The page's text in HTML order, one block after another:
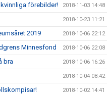
förebilder! 2018-11-03 14:48
2018-10-23 11:21
2019 2018-10-06 22:12
Minnesfond 2018-10-06 22:08
bra 2018-10-06 16:26
2018-10-04 08:42
2018-10-02 14:41